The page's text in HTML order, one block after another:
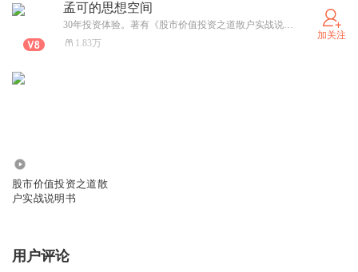
然高到38万！这个价格太离谱了。买了这本书以后如果真的
能预测未来，那么就是380万也不高。问题是看了这本书以
不便宜。对于我的实用主义，有位粉丝表达了不同的意见。
这些古籍很多都变成纸板变成厕纸了。收藏古籍对很多人来
说也是爱好，喜欢书进而爱上古籍，古籍造假相对难的多。
现在古籍就是白菜价。孔网就是全国爱好者的聚集地，当然
我承认他说出了事物的另一面。但是，过犹不及，不是什么
孟可的思想空间
30年投资体验。著有《股市价值投资之道散户实战说明书》
1.83万
加关注
股市价值投资之道散
户实战说明书
用户评论